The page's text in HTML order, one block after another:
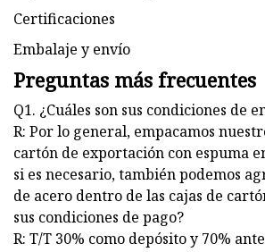
Certificaciones
Embalaje y envío
Preguntas más frecuentes
Q1. ¿Cuáles son sus condiciones de
R: Por lo general, empacamos
cartón de exportación con espuma
si es necesario, también podemos
de acero dentro de las cajas de
sus condiciones de pago?
R: T/T 30% como depósito y 70%